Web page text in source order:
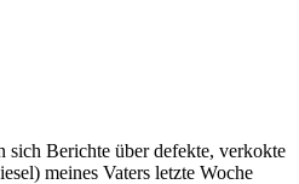
sich Berichte über defekte, verkokte
meines Vaters letzte Woche